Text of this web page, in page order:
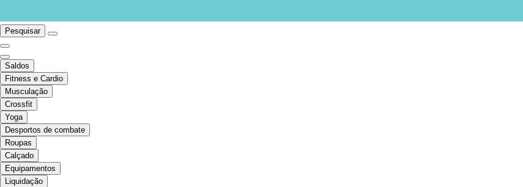
Pesquisar
Saldos
Fitness e Cardio
Musculação
Crossfit
Yoga
Desportos de combate
Roupas
Calçado
Equipamentos
Liquidação